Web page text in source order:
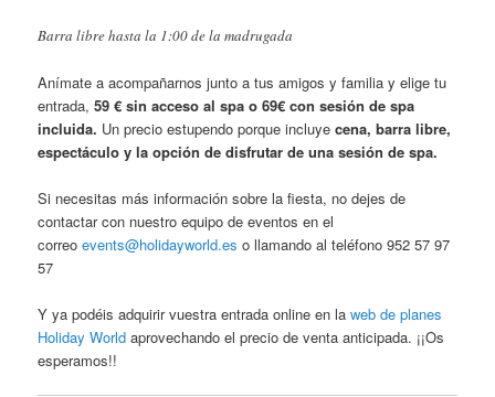
Barra libre hasta la 1:00 de la madrugada
Anímate a acompañarnos junto a tus amigos y familia y elige tu
entrada,59 € sin acceso al spa o 69€ con sesión de spa
incluida. Un precio estupendo porque incluye cena, barra libre,
espectáculo y la opción de disfrutar de una sesión de spa.
Si necesitas más información sobre la fiesta, no dejes de
contactar con nuestro equipo de eventos en el
correoevents@holidayworld.es o llamando al teléfono 952 57 97
57
Y ya podéis adquirir vuestra entrada online en laweb de planes
Holiday World aprovechando el precio de venta anticipada. ¡¡Os
esperamos!!